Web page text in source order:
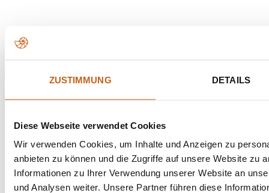
ZUSTIMMUNG DETAILS
Diese Webseite verwendet Cookies
Wir verwenden Cookies, um Inhalte und Anzeigen zu
anbieten zu können und die Zugriffe auf unsere Website zu
Informationen zu Ihrer Verwendung unserer Website an
und Analysen weiter. Unsere Partner führen diese